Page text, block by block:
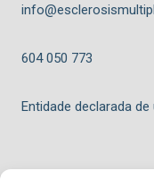
604 050 773
Entidade declarada